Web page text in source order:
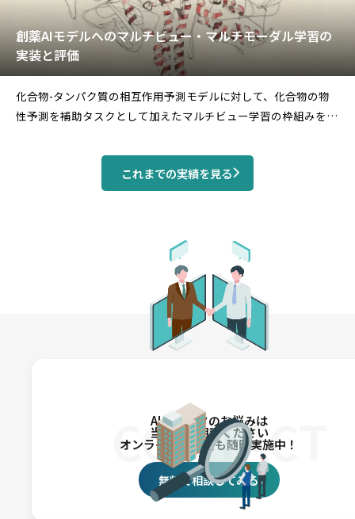
創薬AIモデルへのマルチビュー・マルチモーダル学習の
実装と評価
化合物-タンパク質の相互作用予測モデルに対して、化合物の物
性予測を補助タスクとして加えたマルチビュー学習の枠組みを実
する傾向を確認しました。あわせて化合物の入力表現を配列言語
モデル・グラフニューラルネットワーク・分子記述子の3種に拡
これまでの実績を見る
CONTACT
AI・データのお悩みは
当社にご相談ください
オンライン相談会も随時実施中！
無料で相談してみる